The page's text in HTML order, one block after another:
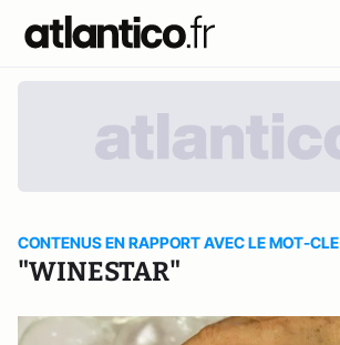
CONTENUS EN RAPPORT AVEC LE MOT-CLE
"WINESTAR"